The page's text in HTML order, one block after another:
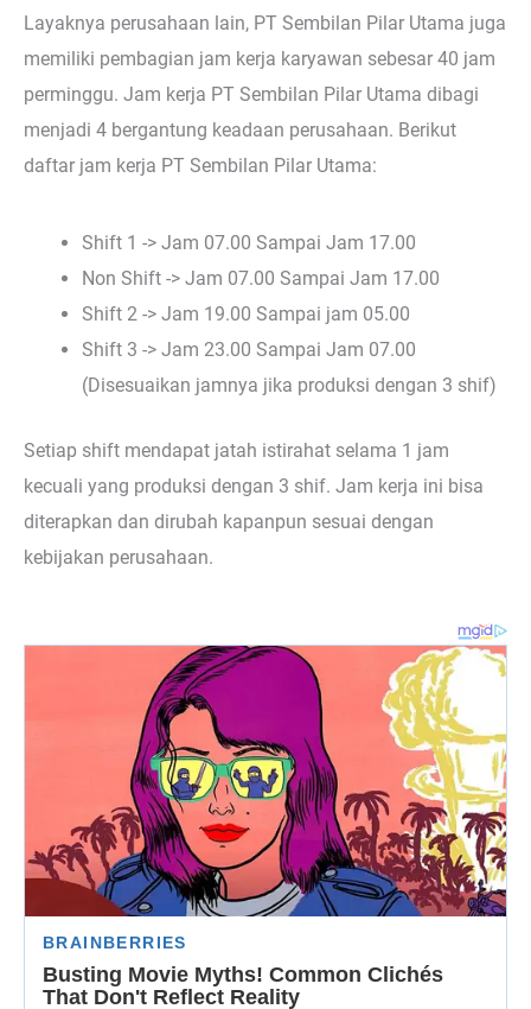
Layaknya perusahaan lain, PT Sembilan Pilar Utama juga
memiliki pembagian jam kerja karyawan sebesar 40 jam
perminggu. Jam kerja PT Sembilan Pilar Utama dibagi
menjadi 4 bergantung keadaan perusahaan. Berikut
daftar jam kerja PT Sembilan Pilar Utama:
Shift 1 -> Jam 07.00 Sampai Jam 17.00
Non Shift -> Jam 07.00 Sampai Jam 17.00
Shift 2 -> Jam 19.00 Sampai jam 05.00
Shift 3 -> Jam 23.00 Sampai Jam 07.00
(Disesuaikan jamnya jika produksi dengan 3 shif)
Setiap shift mendapat jatah istirahat selama 1 jam
kecuali yang produksi dengan 3 shif. Jam kerja ini bisa
diterapkan dan dirubah kapanpun sesuai dengan
kebijakan perusahaan.